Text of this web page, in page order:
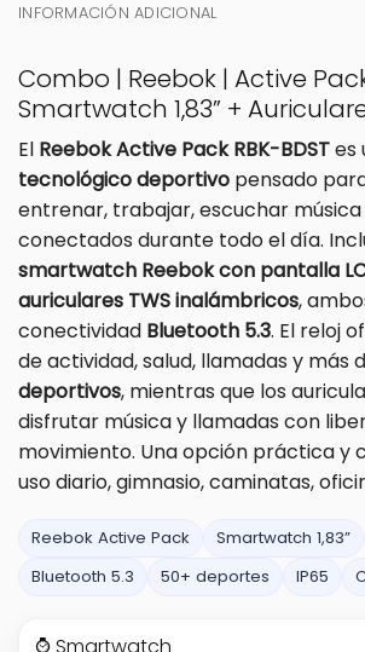
INFORMACIÓN ADICIONAL
Combo | Reebok | Active
Smartwatch 1,83” +
El Reebok Active Pack RBK-BDSTes
tecnológico deportivo pensado
entrenar, trabajar, escuchar
conectados durante todo el día.
smartwatch Reebok con pantalla
auriculares TWS inalámbricos,
conectividad Bluetooth 5.3. El reloj
de actividad, salud, llamadas y más
deportivos, mientras que los
disfrutar música y llamadas con
movimiento. Una opción práctica y
uso diario, gimnasio, caminatas,
Reebok Active Pack Smartwatch 1,83”
Bluetooth 5.3
50+ deportes IP65
⌚ Smartwatch